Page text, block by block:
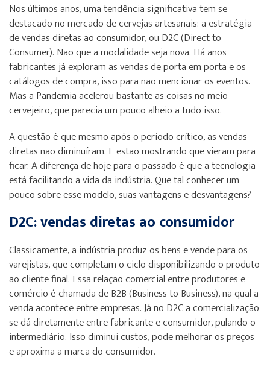
Nos últimos anos, uma tendência significativa tem se
destacado no mercado de cervejas artesanais: a estratégia
de vendas diretas ao consumidor, ou D2C (Direct to
Consumer). Não que a modalidade seja nova. Há anos
fabricantes já exploram as vendas de porta em porta e os
catálogos de compra, isso para não mencionar os eventos.
Mas a Pandemia acelerou bastante as coisas no meio
cervejeiro, que parecia um pouco alheio a tudo isso.
A questão é que mesmo após o período crítico, as vendas
diretas não diminuíram. E estão mostrando que vieram para
ficar. A diferença de hoje para o passado é que a tecnologia
está facilitando a vida da indústria. Que tal conhecer um
pouco sobre esse modelo, suas vantagens e desvantagens?
D2C: vendas diretas ao consumidor
Classicamente, a indústria produz os bens e vende para os
varejistas, que completam o ciclo disponibilizando o produto
ao cliente final. Essa relação comercial entre produtores e
comércio é chamada de B2B (Business to Business), na qual a
venda acontece entre empresas. Já no D2C a comercialização
se dá diretamente entre fabricante e consumidor, pulando o
intermediário. Isso diminui custos, pode melhorar os preços
e aproxima a marca do consumidor.